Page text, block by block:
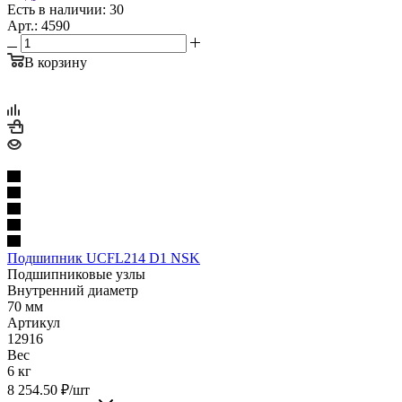
Есть в наличии: 30
Арт.: 4590
В корзину
Подшипник UCFL214 D1 NSK
Подшипниковые узлы
Внутренний диаметр
70 мм
Артикул
12916
Вес
6 кг
8 254.50 ₽/шт